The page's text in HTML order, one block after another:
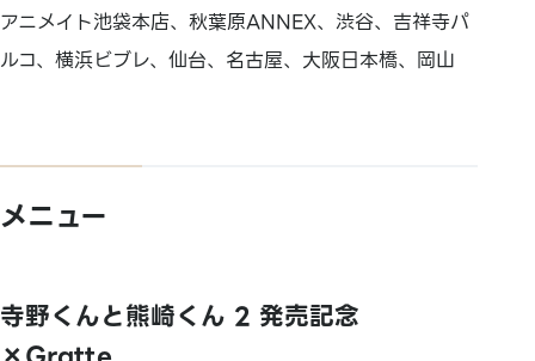
アニメイト池袋本店、秋葉原ANNEX、渋谷、吉祥寺パ
ルコ、横浜ビブレ、仙台、名古屋、大阪日本橋、岡山
メニュー
寺野くんと熊崎くん 2 発売記念